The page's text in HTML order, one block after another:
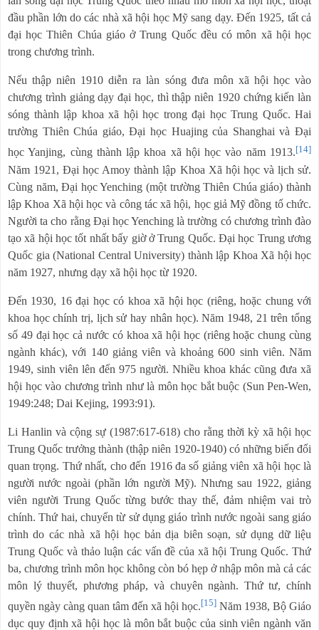
đầu phần lớn do các nhà xã hội học Mỹ sang dạy. Đến 1925, tất cả
đại học Thiên Chúa giáo ở Trung Quốc đều có môn xã hội học
trong chương trình.
Nếu thập niên 1910 diễn ra làn sóng đưa môn xã hội học vào
chương trình giảng dạy đại học, thì thập niên 1920 chứng kiến làn
sóng thành lập khoa xã hội học trong đại học Trung Quốc. Hai
trường Thiên Chúa giáo, Đại học Huajing của Shanghai và Đại
học Yanjing, cùng thành lập khoa xã hội học vào năm 1913.[14]
Năm 1921, Đại học Amoy thành lập Khoa Xã hội học và lịch sử.
Cùng năm, Đại học Yenching (một trường Thiên Chúa giáo) thành
lập Khoa Xã hội học và công tác xã hội, học giả Mỹ đồng tổ chức.
Người ta cho rằng Đại học Yenching là trường có chương trình đào
tạo xã hội học tốt nhất bấy giờ ở Trung Quốc. Đại học Trung ương
Quốc gia (National Central University) thành lập Khoa Xã hội học
năm 1927, nhưng dạy xã hội học từ 1920.
Đến 1930, 16 đại học có khoa xã hội học (riêng, hoặc chung với
khoa học chính trị, lịch sử hay nhân học). Năm 1948, 21 trên tổng
số 49 đại học cả nước có khoa xã hội học (riêng hoặc chung cùng
ngành khác), với 140 giảng viên và khoảng 600 sinh viên. Năm
1949, sinh viên lên đến 975 người. Nhiều khoa khác cũng đưa xã
hội học vào chương trình như là môn học bắt buộc (Sun Pen-Wen,
1949:248; Dai Kejing, 1993:91).
Li Hanlin và cộng sự (1987:617-618) cho rằng thời kỳ xã hội học
Trung Quốc trưởng thành (thập niên 1920-1940) có những biến đổi
quan trọng. Thứ nhất, cho đến 1916 đa số giảng viên xã hội học là
người nước ngoài (phần lớn người Mỹ). Nhưng sau 1922, giảng
viên người Trung Quốc từng bước thay thế, đảm nhiệm vai trò
chính. Thứ hai, chuyển từ sử dụng giáo trình nước ngoài sang giáo
trình do các nhà xã hội học bản dịa biên soạn, sử dụng dữ liệu
Trung Quốc và thảo luận các vấn đề của xã hội Trung Quốc. Thứ
ba, chương trình môn học không còn bó hẹp ở nhập môn mà cả các
môn lý thuyết, phương pháp, và chuyên ngành. Thứ tư, chính
quyền ngày càng quan tâm đến xã hội học.[15] Năm 1938, Bộ Giáo
dục quy định xã hội học là môn bắt buộc của sinh viên ngành văn